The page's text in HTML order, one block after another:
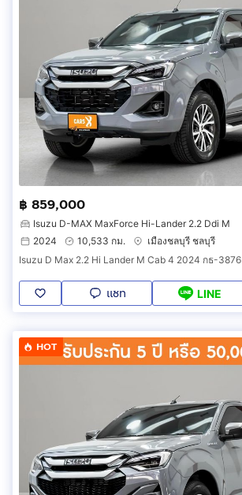
฿ 859,000
Isuzu D-MAX MaxForce Hi-Lander 2.2 Ddi M
2024
10,533 กม.
เมืองชลบุรี ชลบุรี
Isuzu D Max 2.2 Hi Lander M Cab 4 2024 กธ-3876
แชท LINE
HOT